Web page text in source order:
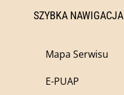
SZYBKA NAWIGACJA
Mapa Serwisu
E-PUAP